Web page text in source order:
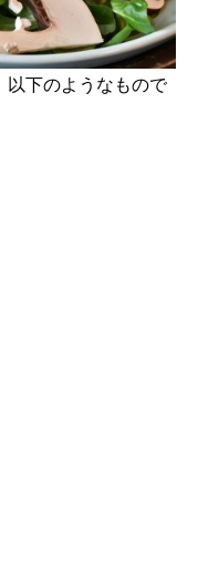
以下のようなもので